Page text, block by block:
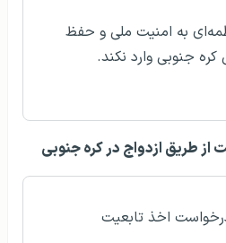
به امنیت ملی و حفظ
جنوبی وارد نکند.
از طریق ازدواج در کره جنوبی
اخذ تابعیت